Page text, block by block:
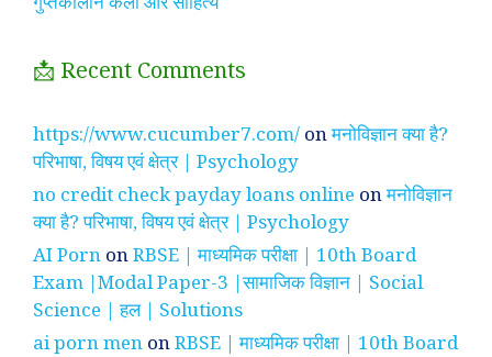
📩 Recent Comments
https://www.cucumber7.com/ onमनोविज्ञान क्या है?
परिभाषा, विषय एवं क्षेत्र | Psychology
no credit check payday loans online onमनोविज्ञान
क्या है? परिभाषा, विषय एवं क्षेत्र | Psychology
AI Porn onRBSE | माध्यमिक परीक्षा | 10th Board
Exam |Modal Paper-3 |सामाजिक विज्ञान | Social
Science | हल | Solutions
ai porn men onRBSE | माध्यमिक परीक्षा | 10th Board